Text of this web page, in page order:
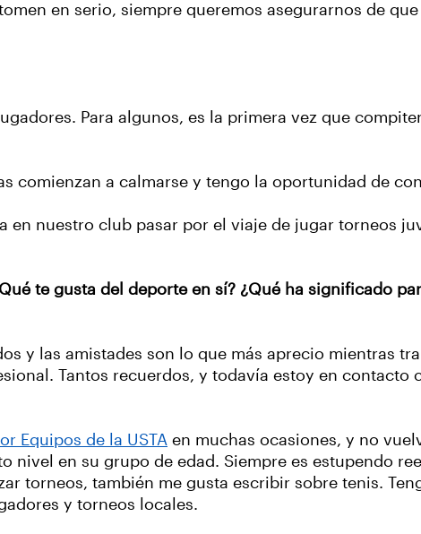
en serio, siempre queremos asegurarnos de
Para algunos, es la primera vez que
comienzan a calmarse y tengo la oportunidad de
en nuestro club pasar por el viaje de jugar torneos
te gusta del deporte en sí? ¿Qué ha significado
y las amistades son lo que más aprecio mientras
Tantos recuerdos, y todavía estoy en contacto
Equipos de la USTA en muchas ocasiones, y no
nivel en su grupo de edad. Siempre es estupendo
torneos, también me gusta escribir sobre tenis.
y torneos locales.